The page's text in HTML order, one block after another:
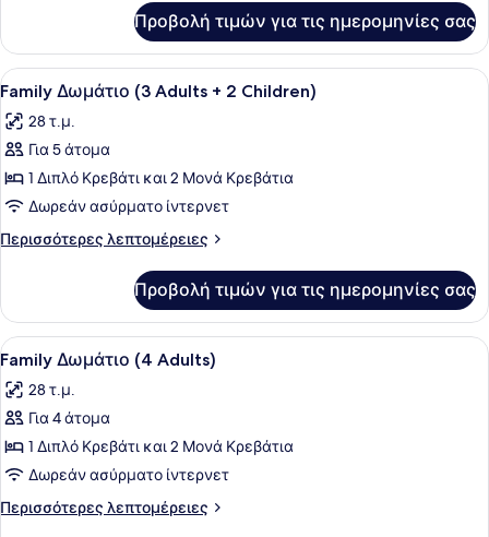
+
Child)
Δωμάτιο
(3
Adults
Child)
Προβολή τιμών για τις ημερομηνίες σας
Προβολή
όλων
των
φωτογραφιών
για
Family
Δωμάτιο
(3
+
2
Children)
Ένα σύγχρονο δωμάτιο
5
Family Δωμάτιο (3 Adults + 2 Children)
28 τ.μ.
Για 5 άτομα
1 Διπλό Κρεβάτι και 2 Μονά Κρεβάτια
Δωρεάν ασύρματο ίντερνετ
Περισσότερες λεπτομέρειες
Περισσότερες
Δωμάτιο
(3
Adults
2
Children)
Προβολή τιμών για τις ημερομηνίες σας
Προβολή
όλων
των
φωτογραφιών
για
Family
Δωμάτιο
(4
Ένα σύγχρονο δωμάτιο
5
Family Δωμάτιο (4 Adults)
28 τ.μ.
Για 4 άτομα
1 Διπλό Κρεβάτι και 2 Μονά Κρεβάτια
Δωρεάν ασύρματο ίντερνετ
Περισσότερες λεπτομέρειες
Περισσότερες